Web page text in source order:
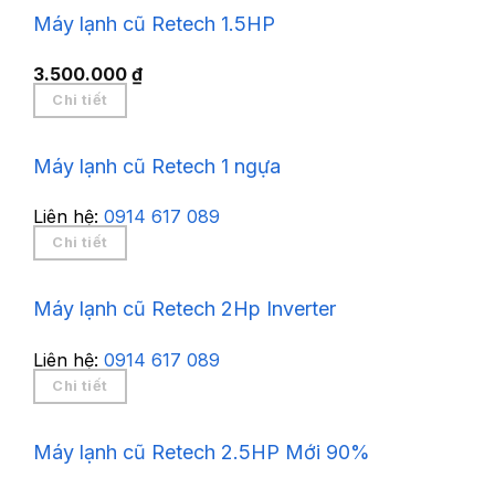
Máy lạnh cũ Retech 1.5HP
3.500.000 ₫
Chi tiết
Máy lạnh cũ Retech 1 ngựa
Liên hệ: 0914 617 089
Chi tiết
Máy lạnh cũ Retech 2Hp Inverter
Liên hệ: 0914 617 089
Chi tiết
Máy lạnh cũ Retech 2.5HP Mới 90%